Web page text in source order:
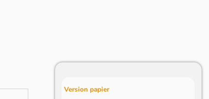
Version papier